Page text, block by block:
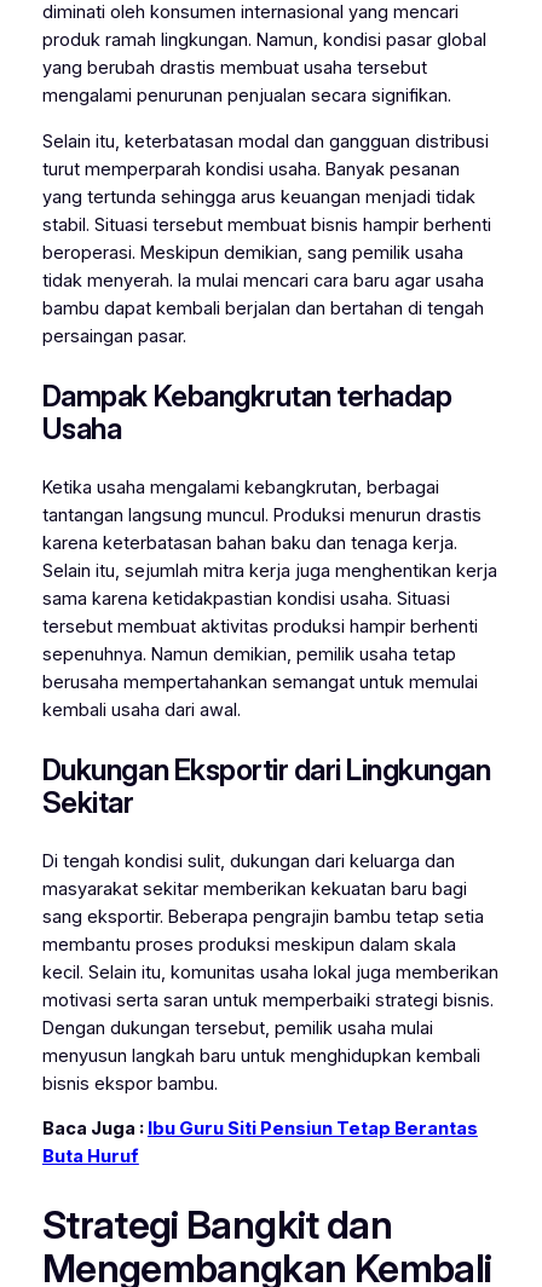
diminati oleh konsumen internasional yang mencari
produk ramah lingkungan. Namun, kondisi pasar global
yang berubah drastis membuat usaha tersebut
mengalami penurunan penjualan secara signifikan.
Selain itu, keterbatasan modal dan gangguan distribusi
turut memperparah kondisi usaha. Banyak pesanan
yang tertunda sehingga arus keuangan menjadi tidak
stabil. Situasi tersebut membuat bisnis hampir berhenti
beroperasi. Meskipun demikian, sang pemilik usaha
tidak menyerah. Ia mulai mencari cara baru agar usaha
bambu dapat kembali berjalan dan bertahan di tengah
persaingan pasar.
Dampak Kebangkrutan terhadap
Usaha
Ketika usaha mengalami kebangkrutan, berbagai
tantangan langsung muncul. Produksi menurun drastis
karena keterbatasan bahan baku dan tenaga kerja.
Selain itu, sejumlah mitra kerja juga menghentikan kerja
sama karena ketidakpastian kondisi usaha. Situasi
tersebut membuat aktivitas produksi hampir berhenti
sepenuhnya. Namun demikian, pemilik usaha tetap
berusaha mempertahankan semangat untuk memulai
kembali usaha dari awal.
Dukungan Eksportir dari Lingkungan
Sekitar
Di tengah kondisi sulit, dukungan dari keluarga dan
masyarakat sekitar memberikan kekuatan baru bagi
sang eksportir. Beberapa pengrajin bambu tetap setia
membantu proses produksi meskipun dalam skala
kecil. Selain itu, komunitas usaha lokal juga memberikan
motivasi serta saran untuk memperbaiki strategi bisnis.
Dengan dukungan tersebut, pemilik usaha mulai
menyusun langkah baru untuk menghidupkan kembali
bisnis ekspor bambu.
Baca Juga : Ibu Guru Siti Pensiun Tetap Berantas
Buta Huruf
Strategi Bangkit dan
Mengembangkan Kembali